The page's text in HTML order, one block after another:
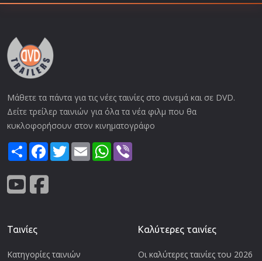
Μάθετε τα πάντα για τις νέες ταινίες στο σινεμά και σε DVD.
Δείτε τρείλερ ταινιών για όλα τα νέα φιλμ που θα
κυκλοφορήσουν στον κινηματογράφο
ShareFacebook
TwitterEmail WhatsApp
Ταινίες
Κατηγορίες ταινιών
Καλύτερες ταινίες
Οι καλύτερες ταινίες του 2026